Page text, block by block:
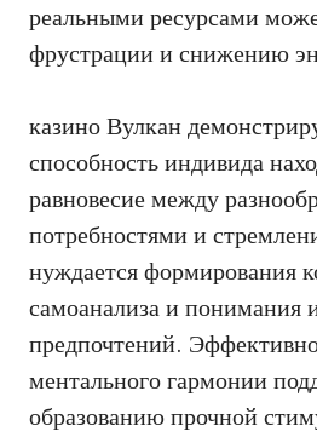
реальными ресурсами
фрустрации и снижению
казино Вулкан
способность индивида
равновесие между
потребностями и
нуждается формирования
самоанализа и понимания
предпочтений.
ментального гармонии
образованию прочной